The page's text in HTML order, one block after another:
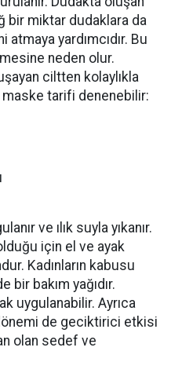
bir miktar dudaklara da
yardımcıdır. Bu
neden olur.
ciltten kolaylıkla
maske tarifi denenebilir:
ve ılık suyla yıkanır.
için el ve ayak
Kadınların kabusu
bir bakım yağıdır.
uygulanabilir. Ayrıca
de geciktirici etkisi
olan sedef ve